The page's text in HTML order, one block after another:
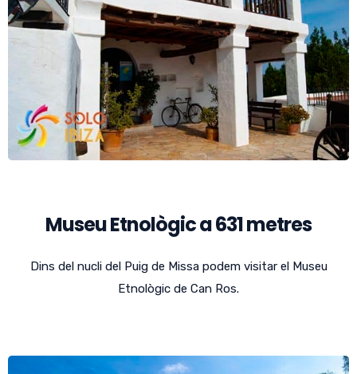
Museu Etnològic a 631 metres
Dins del nucli del Puig de Missa podem visitar el Museu
Etnològic de Can Ros.